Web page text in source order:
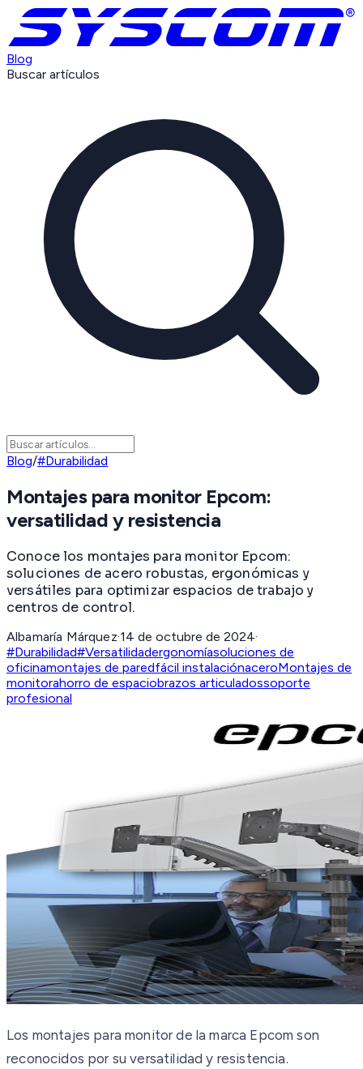
Blog
Buscar artículos
Blog/#Durabilidad
Montajes para monitor Epcom:
versatilidad y resistencia
Conoce los montajes para monitor Epcom:
soluciones de acero robustas, ergonómicas y
versátiles para optimizar espacios de trabajo y
centros de control.
Albamaría Márquez·14 de octubre de 2024·
#Durabilidad#Versatilidadergonomíasoluciones de
oficinamontajes de paredfácil instalaciónaceroMontajes de
monitorahorro de espaciobrazos articuladossoporte
profesional
Los montajes para monitor de la marca Epcom son
reconocidos por su versatilidad y resistencia.